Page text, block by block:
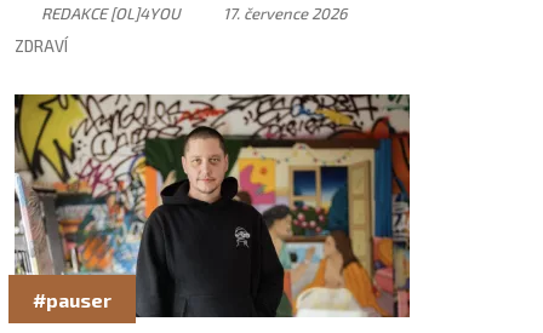
REDAKCE [OL]4YOU
17. července 2026
ZDRAVÍ
#pauser